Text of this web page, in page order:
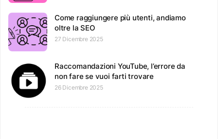
Come raggiungere più utenti, andiamo
oltre la SEO
27 Dicembre 2025
Raccomandazioni YouTube, l’errore da
non fare se vuoi farti trovare
26 Dicembre 2025